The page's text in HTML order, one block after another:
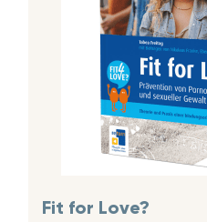
Fit for Love?